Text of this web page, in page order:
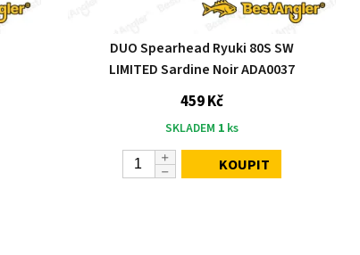
DUO Spearhead Ryuki 80S SW
LIMITED Sardine Noir ADA0037
459 Kč
SKLADEM 1 ks
KOUPIT